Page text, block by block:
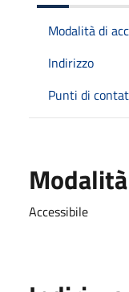
Modalità di
Indirizzo
Punti di
Accessibile